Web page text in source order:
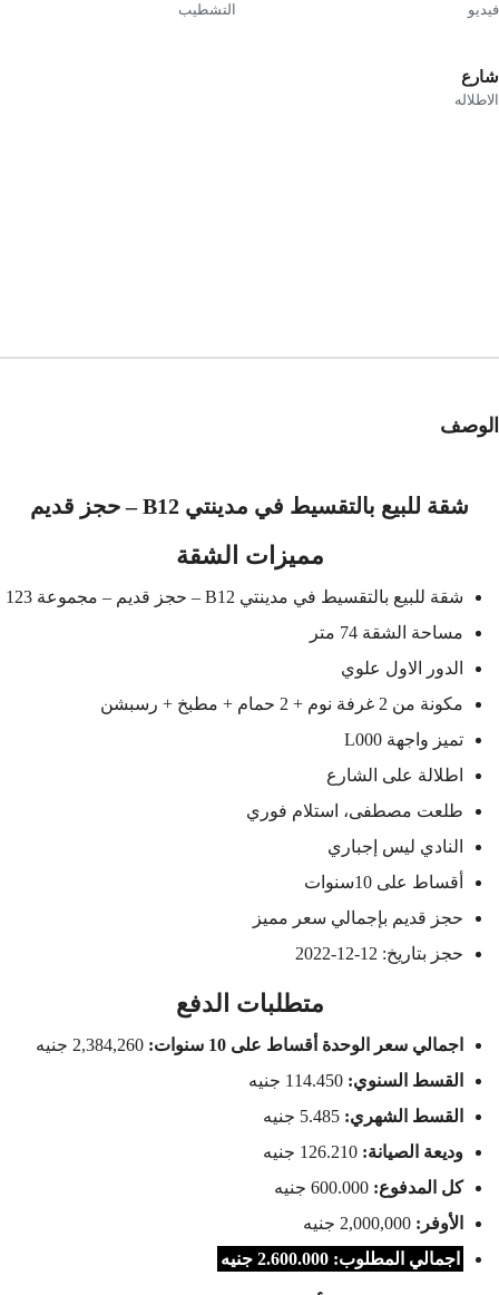
التشطيب
شقة للبيع بالتقسيط في مدينتي B12– حجز قديم
مميزات الشقة
شقة للبيع بالتقسيط في مدينتي B12 – حجز قديم – مجموعة 123
مساحة الشقة 74 متر
الدور الاول علوي
مكونة من 2 غرفة نوم + 2 حمام + مطبخ + رسبشن
تميز واجهة L000
اطلالة على الشارع
طلعت مصطفى، استلام فوري
النادي ليس إجباري
أقساط على 10سنوات
حجز قديم بإجمالي سعر مميز
حجز بتاريخ: 12-12-2022
متطلبات الدفع
اجمالي سعر الوحدة أقساط على 10 سنوات:
2,384,260 جنيه
القسط السنوي:114.450 جنيه
القسط الشهري:5.485 جنيه
وديعة الصيانة:126.210 جنيه
كل المدفوع:600.000 جنيه
الأوفر:2,000,000 جنيه
اجمالي المطلوب: 2.600.000 جنيه